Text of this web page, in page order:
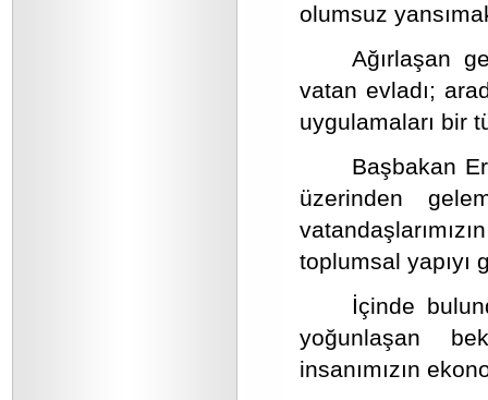
olumsuz
Ağırlaşan
vatan evladı;
uygulamaları bir
Başbakan
üzerinden
toplumsal yapıyı
İçinde
yoğunlaşan
insanımızın